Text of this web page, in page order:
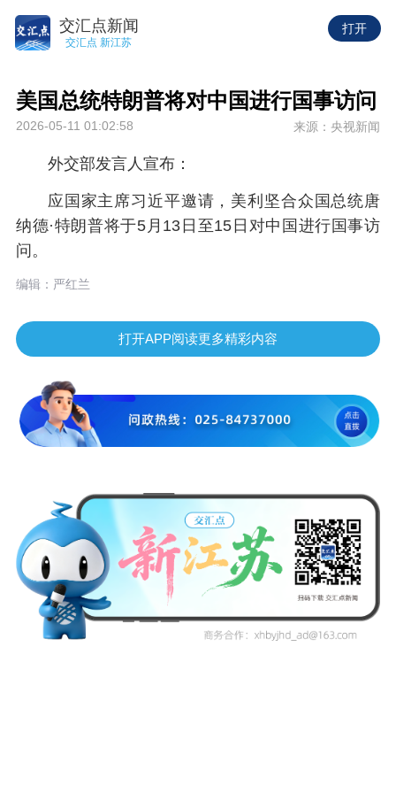
交汇点新闻
交汇点 新江苏
打开
美国总统特朗普将对中国进行国事访问
2026-05-11 01:02:58 来源：央视新闻
外交部发言人宣布：
应国家主席习近平邀请，美利坚合众国总统唐
纳德·特朗普将于5月13日至15日对中国进行国事访
问。
编辑：严红兰
打开APP阅读更多精彩内容